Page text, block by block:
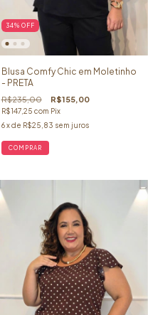
34% OFF
Blusa Comfy Chic em Moletinho
- PRETA
R$235,00 R$155,00
R$147,25 com Pix
6 x de R$25,83 sem juros
COMPRAR